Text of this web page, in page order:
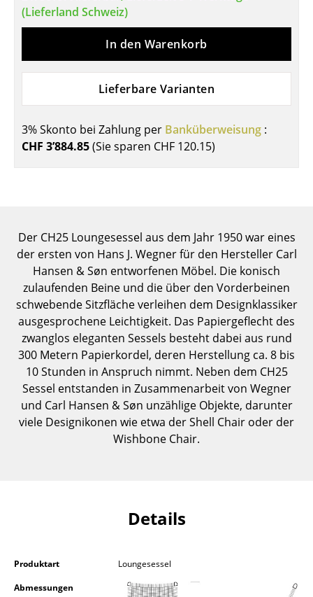
Schreibtische
Konferenztische
Stehtische & Stehpulte
Gartentische
... alle Tische
Aufbewahren
Regale & Schränke
Bücherregale
Wandregale
Sideboards & Kommoden
TV Möbel
Beistell- & Rollcontainer
Kleinaufbewahrung
... alle Aufbewahrungsmöbel
(Lieferland Schweiz)
In den Warenkorb
Lieferbare Varianten
3% Skonto bei Zahlung per Banküberweisung :
CHF 3’884.85(Sie sparen CHF 120.15)
Der CH25 Loungesessel aus dem Jahr 1950 war eines
der ersten von Hans J. Wegner für den Hersteller Carl
Hansen & Søn entworfenen Möbel. Die konisch
zulaufenden Beine und die über den Vorderbeinen
schwebende Sitzfläche verleihen dem Designklassiker
ausgesprochene Leichtigkeit. Das Papiergeflecht des
zwanglos eleganten Sessels besteht dabei aus rund
300 Metern Papierkordel, deren Herstellung ca. 8 bis
10 Stunden in Anspruch nimmt. Neben dem CH25
Sessel entstanden in Zusammenarbeit von Wegner
und Carl Hansen & Søn unzählige Objekte, darunter
viele Designikonen wie etwa der Shell Chair oder der
Wishbone Chair.
Details
Produktart
Loungesessel
Abmessungen